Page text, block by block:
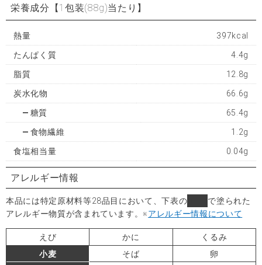
栄養成分 【1包装(88g)当たり】
熱量 397kcal
たんぱく質 4.4g
脂質 12.8g
炭水化物 66.6g
糖質 65.4g
食物繊維 1.2g
食塩相当量 0.04g
アレルギー情報
本品には特定原材料等28品目において、下表の
で塗られた
アレルギー物質が含まれています。※アレルギー情報について
えび かに
くるみ
小麦
そば
卵